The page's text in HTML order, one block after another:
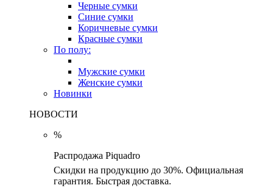
Черные сумки
Синие сумки
Коричневые сумки
Красные сумки
По полу:
Мужские сумки
Женские сумки
Новинки
НОВОСТИ
%
Распродажа Piquadro
Скидки на продукцию до 30%. Официальная
гарантия. Быстрая доставка.